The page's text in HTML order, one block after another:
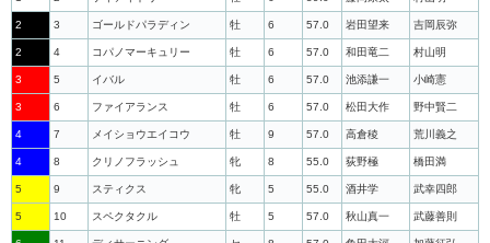
2 3 ゴールドパラディン 牡 6 57.0 岩田望来 吉岡辰弥
2 4 コパノマーキュリー 牡 6 57.0 和田竜二 村山明
3 5 イバル 牡 6 57.0 池添謙一 小崎憲
3 6 ファイアランス 牡 6 57.0 松田大作 野中賢二
4 7 メイショウエイコウ 牡 9 57.0 高倉稜 荒川義之
4 8 クリノフラッシュ 牝 8 55.0 荻野極 橋田満
5 9 スティクス 牝 5 55.0 酒井学 武幸四郎
5 10 スペクタクル 牡 5 57.0 秋山真一 武藤善則